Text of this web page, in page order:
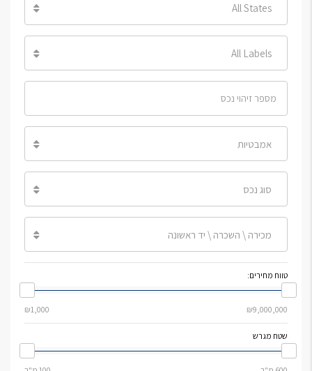
All States
All Labels
אמבטיות
סוג נכס
מכירה \ השכרה \ יד ראשונה
טווח מחירים:
שטח מגרש